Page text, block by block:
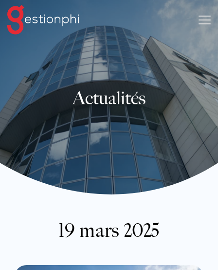
Actualités
19 mars 2025